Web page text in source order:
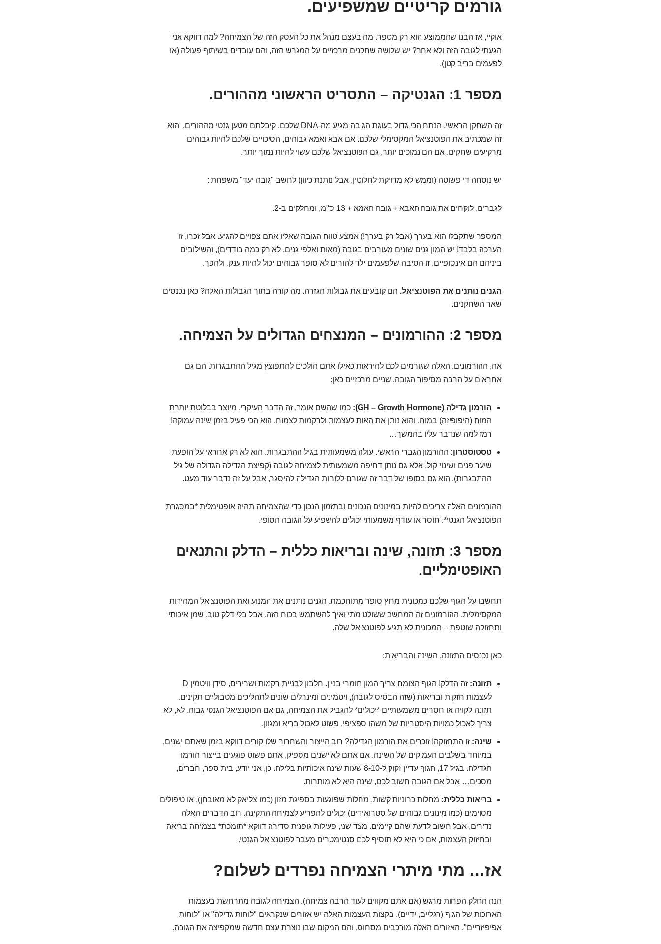
גורמים קריטיים שמשפיעים.
אוקיי, אז הבנו שהממוצע הוא רק מספר. מה בעצם מנהל את כל העסק הזה של הצמיחה? למה דווקא אני
הגעתי לגובה הזה ולא אחר? יש שלושה שחקנים מרכזיים על המגרש הזה, והם עובדים בשיתוף פעולה (או
לפעמים בריב קטן).
מספר 1: הגנטיקה – התסריט הראשוני מההורים.
זה השחקן הראשי. הנתח הכי גדול בעוגת הגובה מגיע מה-DNA שלכם. קיבלתם מטען גנטי מההורים, והוא
זה שמכתיב את הפוטנציאל המקסימלי שלכם. אם אבא ואמא גבוהים, הסיכויים שלכם להיות גבוהים
מרקיעים שחקים. אם הם נמוכים יותר, גם הפוטנציאל שלכם עשוי להיות נמוך יותר.
יש נוסחה די פשוטה (וממש לא מדויקת לחלוטין, אבל נותנת כיוון) לחשב "גובה יעד" משפחתי:
לגברים: לוקחים את גובה האבא + גובה האמא + 13 ס"מ, ומחלקים ב-2.
המספר שתקבלו הוא בערך (אבל רק בערך!) אמצע טווח הגובה שאליו אתם צפויים להגיע. אבל זכרו, זו
הערכה בלבד! יש המון גנים שונים מעורבים בגובה (מאות ואלפי גנים, לא רק כמה בודדים), והשילובים
ביניהם הם אינסופיים. זו הסיבה שלפעמים ילד להורים לא סופר גבוהים יכול להיות ענק, ולהפך.
הגנים נותנים את הפוטנציאל. הם קובעים את גבולות הגזרה. מה קורה בתוך הגבולות האלה? כאן נכנסים
שאר השחקנים.
מספר 2: ההורמונים – המנצחים הגדולים על הצמיחה.
אה, ההורמונים. האלה שגורמים לכם להיראות כאילו אתם הולכים להתפוצץ מגיל ההתבגרות. הם גם
אחראים על הרבה מסיפור הגובה. שניים מרכזיים כאן:
הורמון גדילה (GH – Growth Hormone):
כמו שהשם אומר, זה הדבר העיקרי. מיוצר בבלוטת יותרת
המוח (היפופיזה) במוח, והוא נותן את האות לעצמות ולרקמות לצמוח. הוא הכי פעיל בזמן שינה עמוקה!
רמז למה שנדבר עליו בהמשך…
טסטוסטרון: ההורמון הגברי הראשי. עולה משמעותית בגיל ההתבגרות. הוא לא רק אחראי על הופעת
שיער פנים ושינוי קול, אלא גם נותן דחיפה משמעותית לצמיחה לגובה (קפיצת הגדילה הגדולה של גיל
ההתבגרות). הוא גם בסופו של דבר זה שגורם ללוחות הגדילה להיסגר, אבל על זה נדבר עוד מעט.
ההורמונים האלה צריכים להיות במינונים הנכונים ובתזמון הנכון כדי שהצמיחה תהיה אופטימלית *במסגרת
הפוטנציאל הגנטי*. חוסר או עודף משמעותי יכולים להשפיע על הגובה הסופי.
מספר 3: תזונה, שינה ובריאות כללית – הדלק והתנאים
האופטימליים.
תחשבו על הגוף שלכם כמכונית מרוץ סופר מתוחכמת. הגנים נותנים את המנוע ואת הפוטנציאל המהירות
המקסימלית. ההורמונים זה המחשב ששולט מתי ואיך להשתמש בכוח הזה. אבל בלי דלק טוב, שמן איכותי
ותחזוקה שוטפת – המכונית לא תגיע לפוטנציאל שלה.
כאן נכנסים התזונה, השינה והבריאות:
תזונה:
זה הדלק! הגוף הצומח צריך המון חומרי בניין. חלבון לבניית רקמות ושרירים, סידן וויטמין D
לעצמות חזקות ובריאות (שזה הבסיס לגובה), ויטמינים ומינרלים שונים לתהליכים מטבוליים תקינים.
תזונה לקויה או חסרים משמעותיים *יכולים* להגביל את הצמיחה, גם אם הפוטנציאל הגנטי גבוה. לא, לא
צריך לאכול כמויות היסטריות של משהו ספציפי, פשוט לאכול בריא ומגוון.
שינה: זו התחזוקה! זוכרים את הורמון הגדילה? רוב הייצור והשחרור שלו קורים דווקא בזמן שאתם ישנים,
במיוחד בשלבים העמוקים של השינה. אם אתם לא ישנים מספיק, אתם פשוט פוגעים בייצור הורמון
הגדילה. בגיל 17, הגוף עדיין זקוק ל-8-10 שעות שינה איכותיות בלילה. כן, אני יודע, בית ספר, חברים,
מסכים… אבל אם הגובה חשוב לכם, שינה היא לא מותרות.
בריאות כללית: מחלות כרוניות קשות, מחלות שפוגעות בספיגת מזון (כמו צליאק לא מאובחן), או טיפולים
מסוימים (כמו מינונים גבוהים של סטרואידים) יכולים להפריע לצמיחה התקינה. רוב הדברים האלה
נדירים, אבל חשוב לדעת שהם קיימים. מצד שני, פעילות גופנית סדירה דווקא *תומכת* בצמיחה בריאה
ובחיזוק העצמות, אם כי היא לא תוסיף לכם סנטימטרים מעבר לפוטנציאל הגנטי.
אז… מתי מיתרי הצמיחה נפרדים לשלום?
הנה החלק הפחות מרגש (אם אתם מקווים לעוד הרבה צמיחה). הצמיחה לגובה מתרחשת בעצמות
הארוכות של הגוף (רגליים, ידיים). בקצות העצמות האלה יש אזורים שנקראים "לוחות גדילה" או "לוחות
אפיפיזריים". האזורים האלה מורכבים מסחוס, והם המקום שבו נוצרת עצם חדשה שמקפיצה את הגובה.